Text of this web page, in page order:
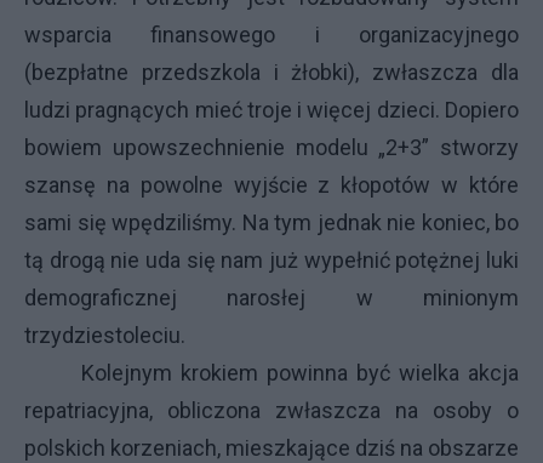
wsparcia finansowego i organizacyjnego
(bezpłatne przedszkola i żłobki), zwłaszcza dla
ludzi pragnących mieć troje i więcej dzieci. Dopiero
bowiem upowszechnienie modelu „2+3” stworzy
szansę na powolne wyjście z kłopotów w które
sami się wpędziliśmy. Na tym jednak nie koniec, bo
tą drogą nie uda się nam już wypełnić potężnej luki
demograficznej narosłej w minionym
trzydziestoleciu.
Kolejnym krokiem powinna być wielka akcja
repatriacyjna, obliczona zwłaszcza na osoby o
polskich korzeniach, mieszkające dziś na obszarze